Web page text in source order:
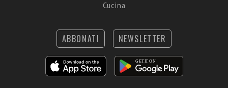
Cucina
ABBONATI NEWSLETTER